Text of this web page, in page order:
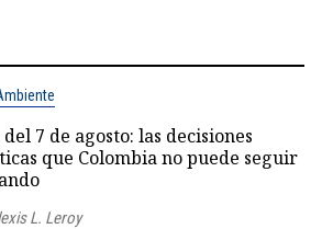
7 de agosto: las decisiones
que Colombia no puede seguir
L. Leroy